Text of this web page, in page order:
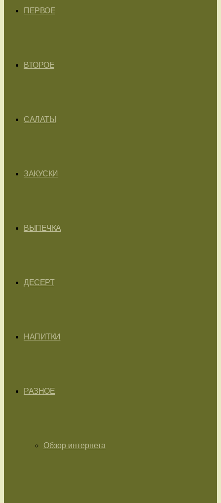
ПЕРВОЕ
ВТОРОЕ
САЛАТЫ
ЗАКУСКИ
ВЫПЕЧКА
ДЕСЕРТ
НАПИТКИ
РАЗНОЕ
Обзор интернета